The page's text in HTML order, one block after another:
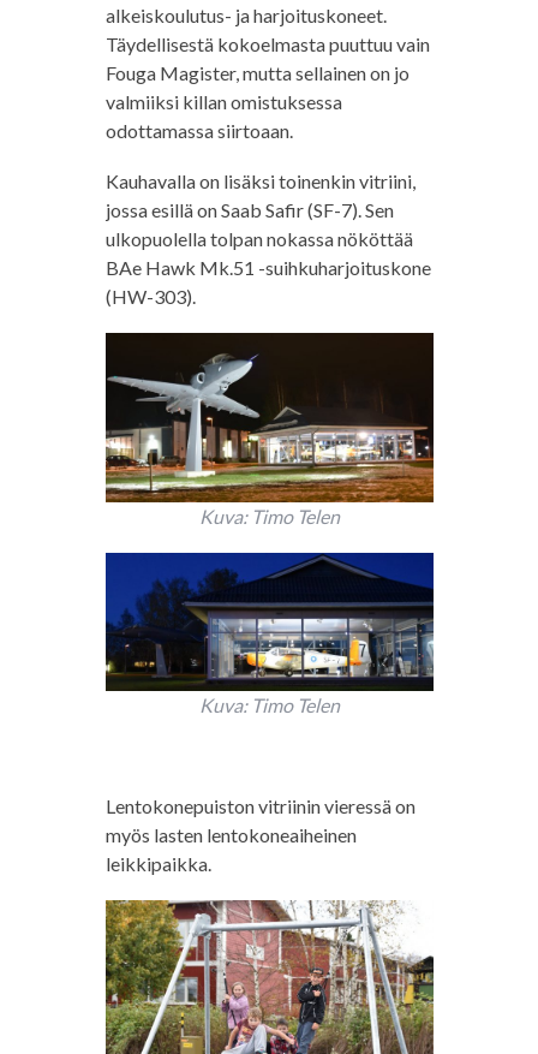
alkeiskoulutus- ja harjoituskoneet.
Täydellisestä kokoelmasta puuttuu vain
Fouga Magister, mutta sellainen on jo
valmiiksi killan omistuksessa
odottamassa siirtoaan.
Kauhavalla on lisäksi toinenkin vitriini,
jossa esillä on Saab Safir (SF-7). Sen
ulkopuolella tolpan nokassa nököttää
BAe Hawk Mk.51 -suihkuharjoituskone
(HW-303).
Kuva: Timo Telen
Kuva: Timo Telen
Lentokonepuiston vitriinin vieressä on
myös lasten lentokoneaiheinen
leikkipaikka.